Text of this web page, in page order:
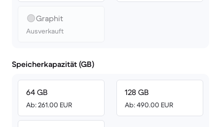
Graphit
Ausverkauft
Speicherkapazität (GB)
64 GB
Ab: 261.00 EUR
128 GB
Ab: 490.00 EUR